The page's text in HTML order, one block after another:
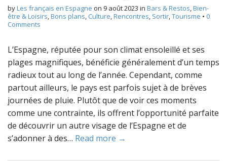
byLes français en Espagne on 9 août 2023 in Bars & Restos,Bien-
être & Loisirs,Bons plans, Culture,Rencontres, Sortir,Tourisme • 0
Comments
L’Espagne, réputée pour son climat ensoleillé et ses
plages magnifiques, bénéficie généralement d’un temps
radieux tout au long de l’année. Cependant, comme
partout ailleurs, le pays est parfois sujet à de brèves
journées de pluie. Plutôt que de voir ces moments
comme une contrainte, ils offrent l’opportunité parfaite
de découvrir un autre visage de l’Espagne et de
s’adonner à des… Read more →